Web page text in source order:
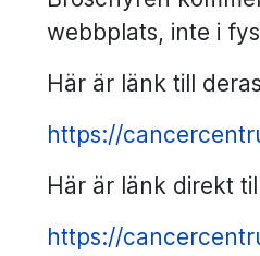
webbplats, inte i
Här är länk till
https://
Här är länk direkt
https://